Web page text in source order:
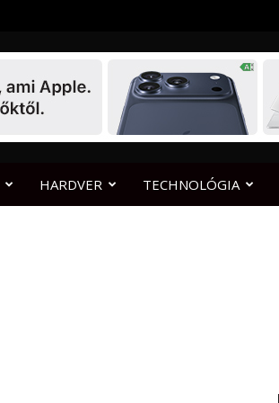
HARDVER TECHNOLÓGIA